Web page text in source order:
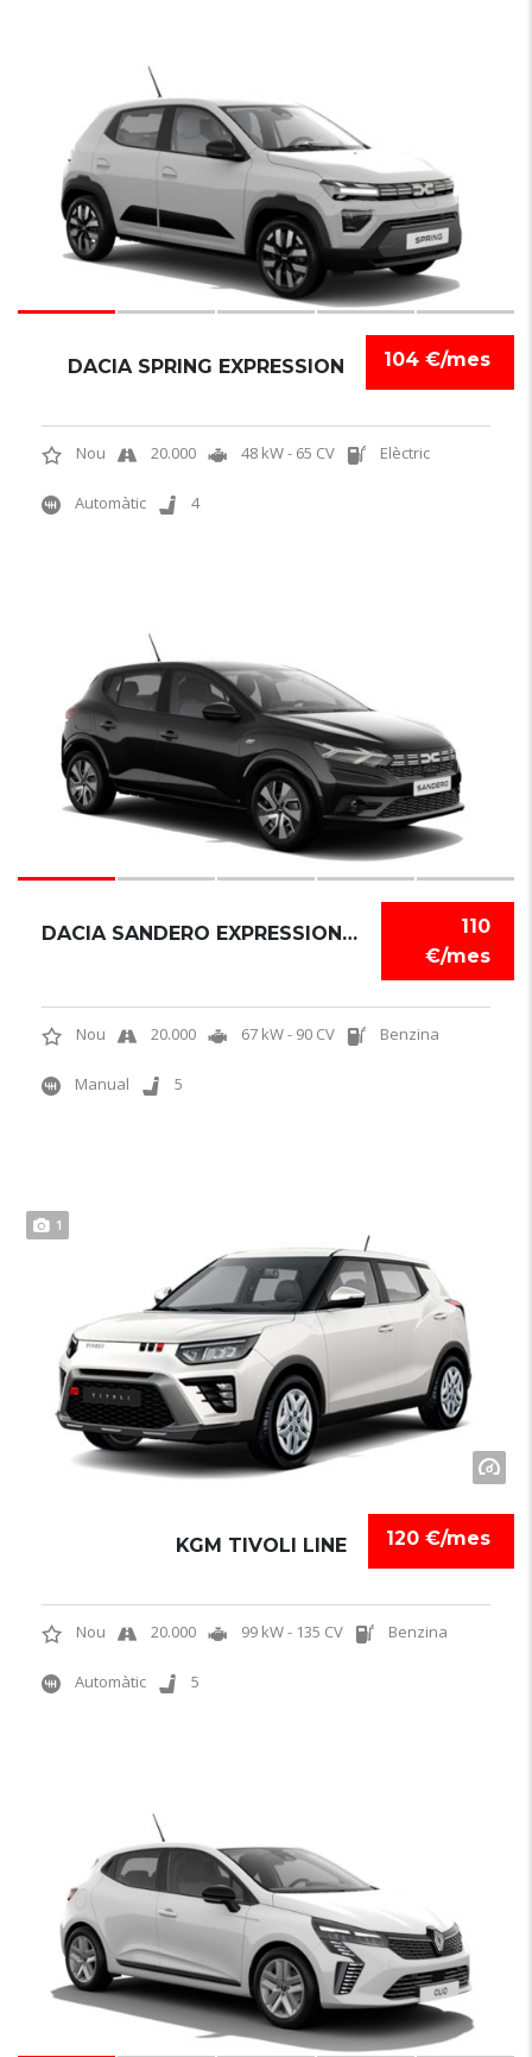
104 €/mes
DACIA SPRING EXPRESSION
Nou 20.000 48 kW - 65 CV Elèctric
Automàtic 4
110
€/mes
DACIA SANDERO EXPRESSION TCE
Nou 20.000 67 kW - 90 CV Benzina
Manual 5
1
120 €/mes
KGM TIVOLI LINE
Nou 20.000 99 kW - 135 CV Benzina
Automàtic 5